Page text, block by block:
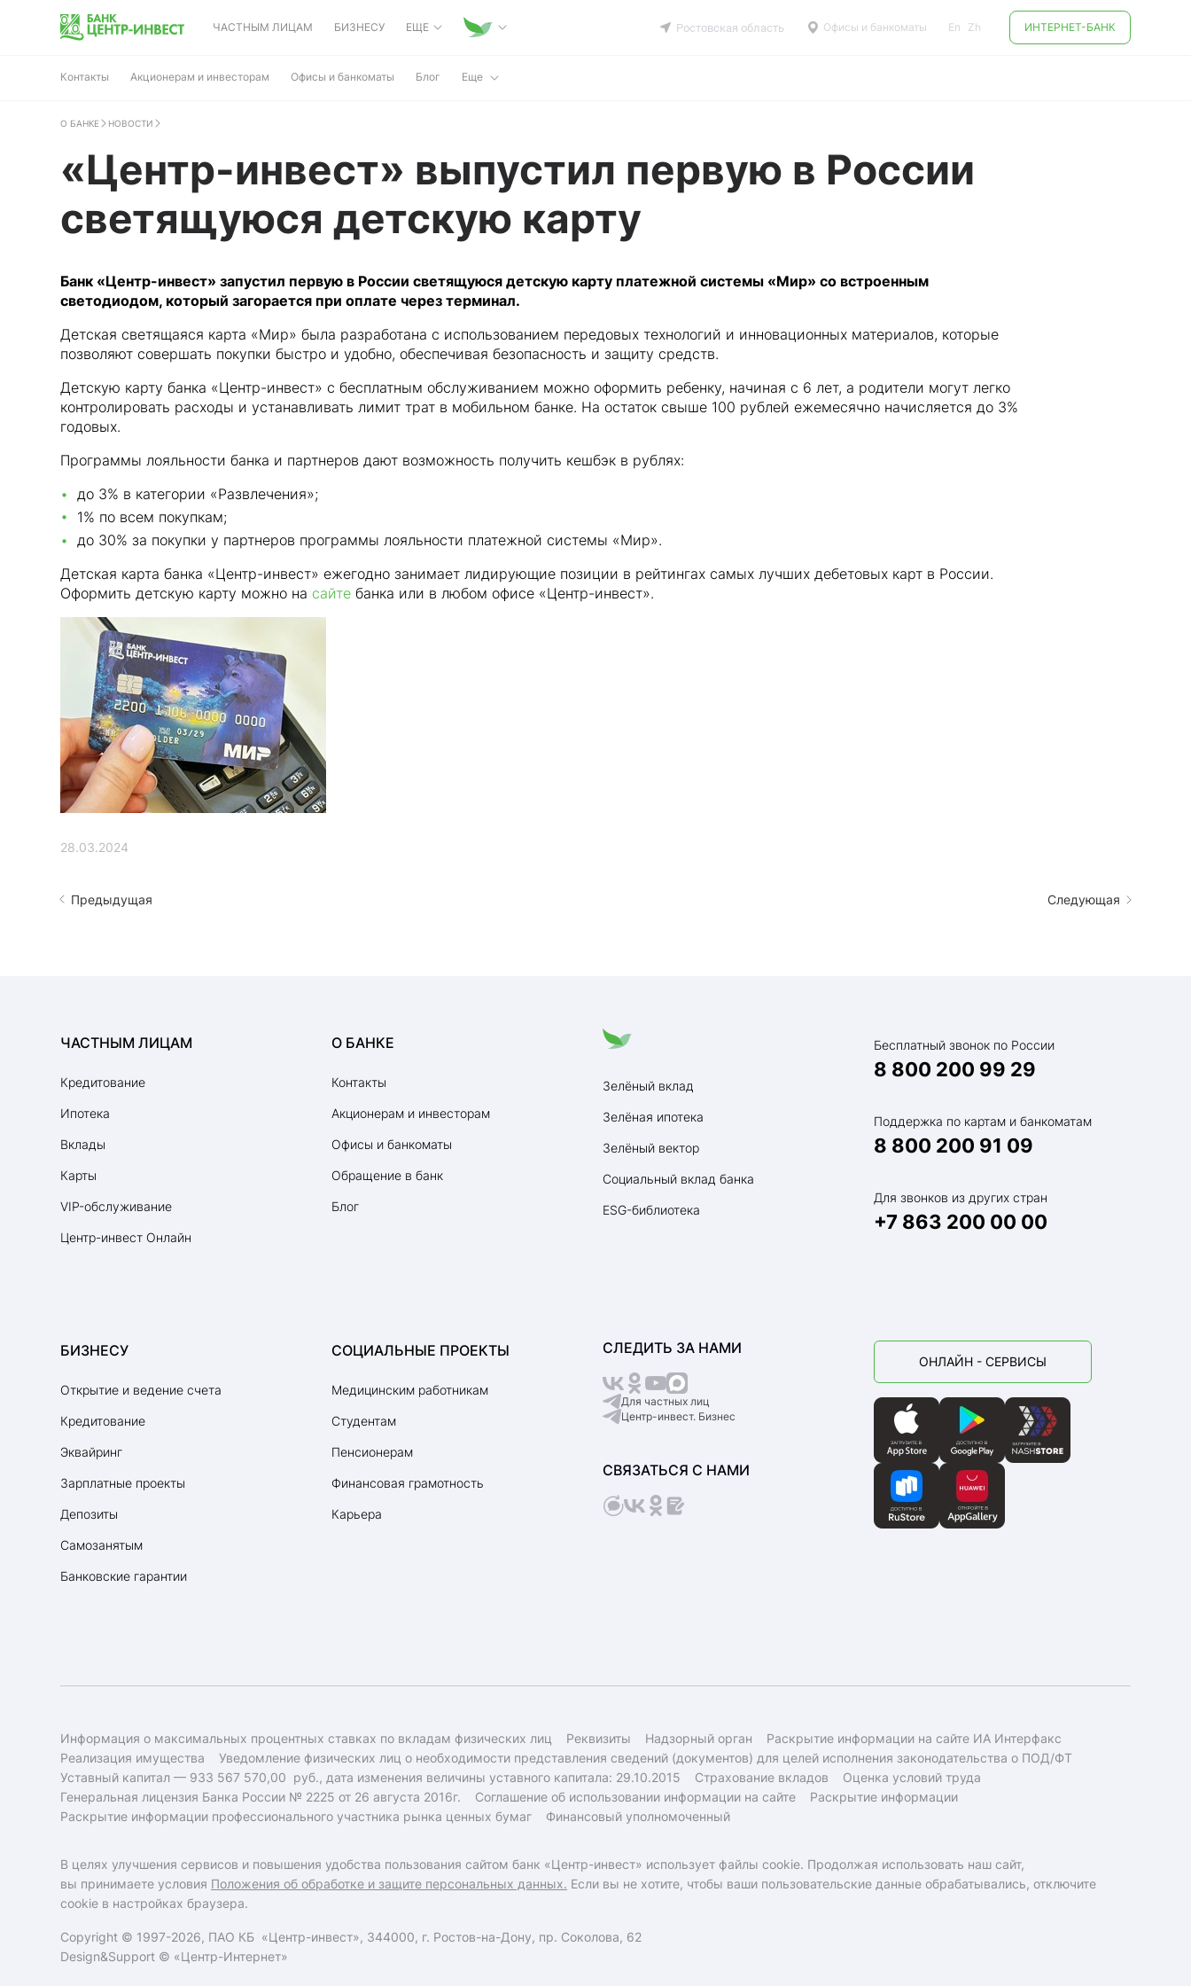
ЧАСТНЫМ ЛИЦАМ БИЗНЕСУ ЕЩЕ Ростовская область Офисы и банкоматы En Zh ИНТЕРНЕТ-БАНК
Контакты Акционерам и инвесторам Офисы и банкоматы Блог Еще
О БАНКЕ НОВОСТИ
«Центр-инвест» выпустил первую в России
светящуюся детскую карту
Банк «Центр-инвест» запустил первую в России светящуюся детскую карту платежной системы «Мир» со встроенным
светодиодом, который загорается при оплате через терминал.
Детская светящаяся карта «Мир» была разработана с использованием передовых технологий и инновационных материалов, которые
позволяют совершать покупки быстро и удобно, обеспечивая безопасность и защиту средств.
Детскую карту банка «Центр-инвест» с бесплатным обслуживанием можно оформить ребенку, начиная с 6 лет, а родители могут легко
контролировать расходы и устанавливать лимит трат в мобильном банке. На остаток свыше 100 рублей ежемесячно начисляется до 3%
годовых.
Программы лояльности банка и партнеров дают возможность получить кешбэк в рублях:
до 3% в категории «Развлечения»;
1% по всем покупкам;
до 30% за покупки у партнеров программы лояльности платежной системы «Мир».
Детская карта банка «Центр-инвест» ежегодно занимает лидирующие позиции в рейтингах самых лучших дебетовых карт в России.
Оформить детскую карту можно на сайте банка или в любом офисе «Центр-инвест».
28.03.2024
Предыдущая Следующая
ЧАСТНЫМ ЛИЦАМ
Кредитование
Ипотека
Вклады
Карты
VIP-обслуживание
Центр-инвест Онлайн
БИЗНЕСУ
Открытие и ведение счета
Кредитование
Эквайринг
Зарплатные проекты
Депозиты
Самозанятым
Банковские гарантии
О БАНКЕ
Контакты
Акционерам и инвесторам
Офисы и банкоматы
Обращение в банк
Блог
СОЦИАЛЬНЫЕ ПРОЕКТЫ
Медицинским работникам
Студентам
Пенсионерам
Финансовая грамотность
Карьера
Зелёный вклад
Зелёная ипотека
Зелёный вектор
Социальный вклад банка
ESG-библиотека
СЛЕДИТЬ ЗА НАМИ
Для частных лиц
Центр-инвест. Бизнес
СВЯЗАТЬСЯ С НАМИ
Бесплатный звонок по России
8 800 200 99 29
Поддержка по картам и банкоматам
8 800 200 91 09
Для звонков из других стран
+7 863 200 00 00
ОНЛАЙН - СЕРВИСЫ
Информация о максимальных процентных ставках по вкладам физических лиц Реквизиты Надзорный орган
Раскрытие информации на сайте ИА Интерфакс
Реализация имущества
Уведомление физических лиц о необходимости представления сведений (документов) для целей исполнения законодательства о ПОД/ФТ
Уставный капитал — 933 567 570,00 руб., дата изменения величины уставного капитала: 29.10.2015
Страхование вкладов
Оценка условий труда
Генеральная лицензия Банка России № 2225 от 26 августа 2016г.
Соглашение об использовании информации на сайте
Раскрытие информации
Раскрытие информации профессионального участника рынка ценных бумаг
Финансовый уполномоченный
В целях улучшения сервисов и повышения удобства пользования сайтом банк «Центр-инвест» использует файлы cookie. Продолжая использовать наш сайт,
вы принимаете условия Положения об обработке и защите персональных данных. Если вы не хотите, чтобы ваши пользовательские данные обрабатывались, отключите
cookie в настройках браузера.
Copyright © 1997-2026, ПАО КБ «Центр-инвест», 344000, г. Ростов-на-Дону, пр. Соколова, 62
Design&Support © «Центр-Интернет»